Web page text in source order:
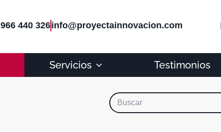
966 440 326info@proyectainnovacion.com
Servicios Testimonios